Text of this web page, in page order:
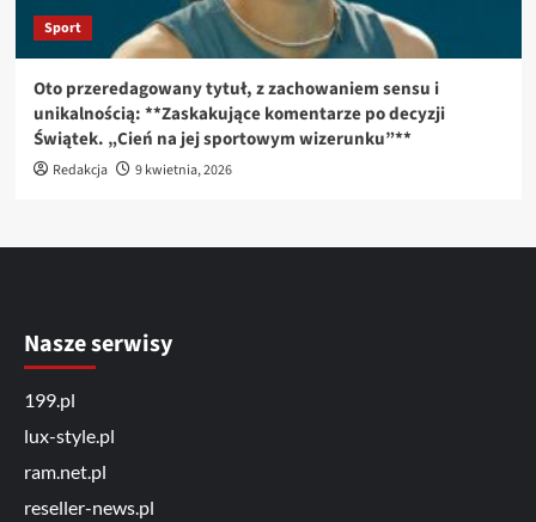
Sport
Oto przeredagowany tytuł, z zachowaniem sensu i
unikalnością: **Zaskakujące komentarze po decyzji
Świątek. „Cień na jej sportowym wizerunku”**
Redakcja 9 kwietnia, 2026
Nasze serwisy
199.pl
lux-style.pl
ram.net.pl
reseller-news.pl